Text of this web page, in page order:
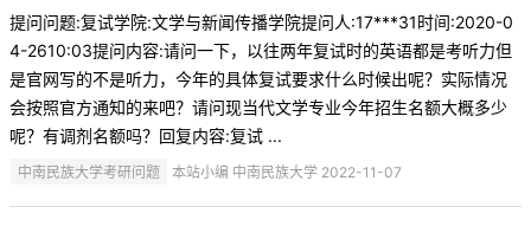
提问问题:复试学院:文学与新闻传播学院提问人:17***31时间:2020-0
4-2610:03提问内容:请问一下，以往两年复试时的英语都是考听力但
是官网写的不是听力，今年的具体复试要求什么时候出呢？实际情况
会按照官方通知的来吧？请问现当代文学专业今年招生名额大概多少
呢？有调剂名额吗？回复内容:复试 ...
中南民族大学考研问题 本站小编 中南民族大学 2022-11-07